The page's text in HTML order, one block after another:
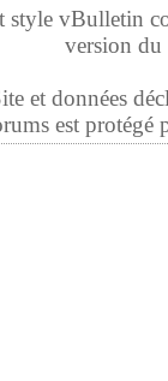
style vBulletin
version
et données
est protégé